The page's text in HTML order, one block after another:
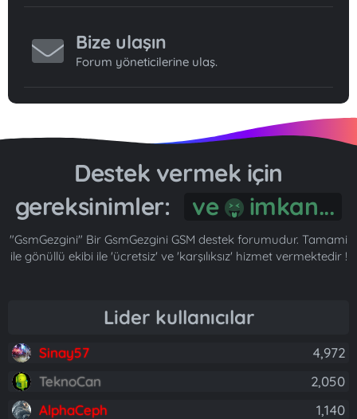
Bize ulaşın
Forum yöneticilerine ulaş.
Destek vermek için
gereksinimler:
ve imkan...
"GsmGezgini" Bir GsmGezgini GSM destek forumudur. Tamami
ile gönüllü ekibi ile 'ücretsiz' ve 'karşılıksız' hizmet vermektedir !
Lider kullanıcılar
Sinay57
4,972
TeknoCan
2,050
AlphaCeph
1,140